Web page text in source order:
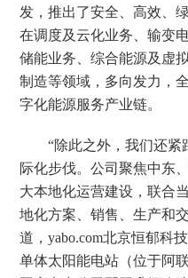
发，推出了安全、高效、
在调度及云化业务、输变
储能业务、综合能源及虚
制造等领域，多向发力，
字化能源服务产业链。
“除此之外，我们还紧跟
际化步伐。公司聚焦中东
大本地化运营建设，联合
地化方案、销售、生产和
道，yabo.com北京恒郁科
单体太阳能电站（位于阿